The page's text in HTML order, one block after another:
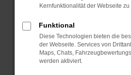
anderen Browser oder in
Starte dein Gerät neu.
Das kann manchmal helfen,
Probleme zu beheben.
Kernfunktionalität der Webseite
Funktional
Diese Technologien bieten die
der Webseite. Services von
Maps, Chats,
werden aktiviert.